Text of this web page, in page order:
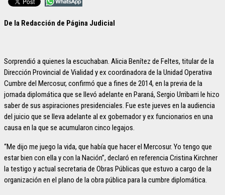
De la Redacción de Página Judicial
Sorprendió a quienes la escuchaban. Alicia Benítez de Feltes, titular de la
Dirección Provincial de Vialidad y ex coordinadora de la Unidad Operativa
Cumbre del Mercosur, confirmó que a fines de 2014, en la previa de la
jornada diplomática que se llevó adelante en Paraná, Sergio Urribarri le hizo
saber de sus aspiraciones presidenciales. Fue este jueves en la audiencia
del juicio que se lleva adelante al ex gobernador y ex funcionarios en una
causa en la que se acumularon cinco legajos.
“Me dijo me juego la vida, que había que hacer el Mercosur. Yo tengo que
estar bien con ella y con la Nación”, declaró en referencia Cristina Kirchner
la testigo y actual secretaria de Obras Públicas que estuvo a cargo de la
organización en el plano de la obra pública para la cumbre diplomática.